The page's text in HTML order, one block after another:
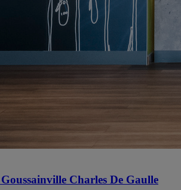
Charles De Gaulle